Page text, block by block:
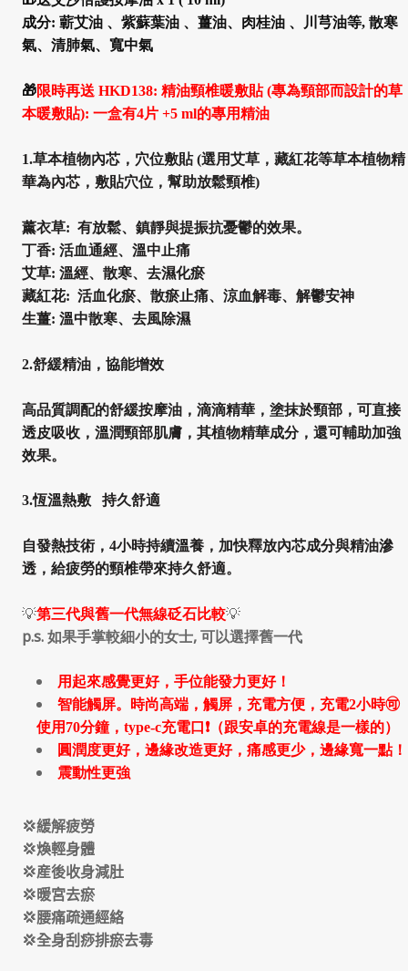
成分: 蘄艾油 、紫蘇葉油 、薑油、肉桂油 、川芎油等, 散寒
氣、清肺氣、寬中氣
🎁限時再送 HKD138: 精油頸椎暖敷貼 (專為頸部而設計的草
本暖敷貼): 一盒有4片 +5 ml的專用精油
1.草本植物內芯，穴位敷貼 (選用艾草，藏紅花等草本植物精
華為內芯，敷貼穴位，幫助放鬆頸椎)
薰衣草: 有放鬆、鎮靜與提振抗憂鬱的效果。
丁香: 活血通經、溫中止痛
艾草: 溫經、散寒、去濕化瘀
藏紅花: 活血化瘀、散瘀止痛、涼血解毒、解鬱安神
生薑: 溫中散寒、去風除濕
2.舒緩精油，協能增效
高品質調配的舒緩按摩油，滴滴精華，塗抹於頸部，可直接
透皮吸收，溫潤頸部肌膚，其植物精華成分，還可輔助加強
效果。
3.恆溫熱敷 持久舒適
自發熱技術，4小時持續溫養，加快釋放內芯成分與精油滲
透，給疲勞的頸椎帶來持久舒適。
💡第三代與舊一代無線砭石比較💡
p.s. 如果手掌較細小的女士, 可以選擇舊一代
用起來感覺更好，手位能發力更好！
智能觸屏。時尚高端，觸屏，充電方便，充電2小時🉑
使用70分鐘，type-c充電口❗（跟安卓的充電線是一樣的）
圓潤度更好，邊緣改造更好，痛感更少，邊緣寬一點！
震動性更強
💢緩解疲勞
💢煥輕身體
💢産後收身減肚
💢 暖宮去瘀
💢腰痛疏通經絡
💢全身刮痧排瘀去毒